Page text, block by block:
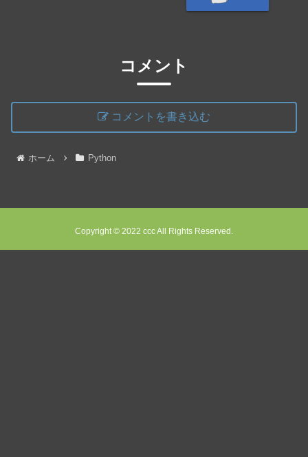
コメント
コメントを書き込む
ホーム Python
Copyright © 2022 ccc All Rights Reserved.